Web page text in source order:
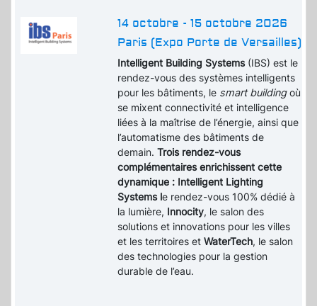
14 octobre - 15 octobre 2026
Paris (Expo Porte de Versailles)
Intelligent Building Systems(IBS) est le
rendez-vous des systèmes intelligents
pour les bâtiments, le smart buildingoù
se mixent connectivité et intelligence
liées à la maîtrise de l’énergie, ainsi que
l’automatisme des bâtiments de
demain.Trois rendez-vous
complémentaires enrichissent cette
dynamique : Intelligent Lighting
Systems le rendez-vous 100% dédié à
la lumière, Innocity, le salon des
solutions et innovations pour les villes
et les territoires etWaterTech, le salon
des technologies pour la gestion
durable de l’eau.